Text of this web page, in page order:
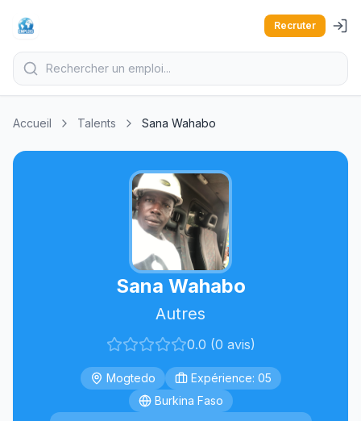
Recruter
Accueil Talents Sana Wahabo
Sana Wahabo
Autres
0.0 (0 avis)
Mogtedo
Expérience: 05
Burkina Faso